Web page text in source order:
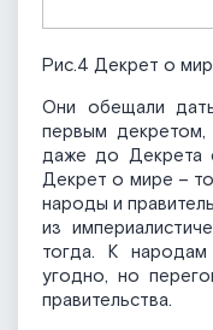
Рис.4 Декрет о
Они обещали
первым
даже до Декрета
Декрет о мире –
народы и
из
тогда. К
угодно, но
правительства.